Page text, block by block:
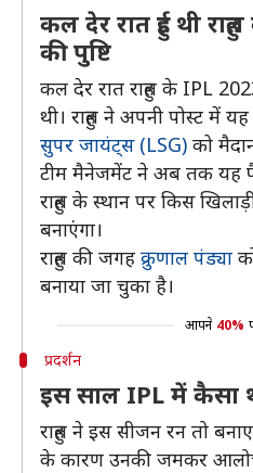
कल देर रात हुई थी
की पुष्टि
कल देर रात राहुल के IPL
थी। राहुल ने अपनी पोस्ट में
सुपर जायंट्स (LSG) को
टीम मैनेजमेंट ने अब तक यह
राहुल के स्थान पर किस
बनाएंगा।
राहुल की जगह क्रुणाल पंड्या
बनाया जा चुका है।
आपने 40%
प्रदर्शन
इस साल IPL में कैसा
राहुल ने इस सीजन रन तो
के कारण उनकी जमकर